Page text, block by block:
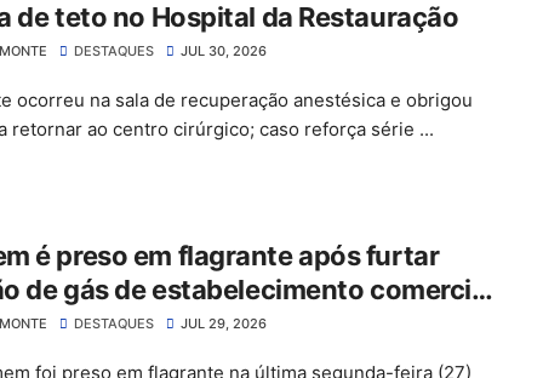
de teto no Hospital da Restauração
DESTAQUES JUL 30, 2026
ocorreu na sala de recuperação anestésica e obrigou
retornar ao centro cirúrgico; caso reforça série ...
é preso em flagrante após furtar
de gás de estabelecimento comercial
José do Belmonte
DESTAQUES JUL 29, 2026
foi preso em flagrante na última segunda-feira (27)